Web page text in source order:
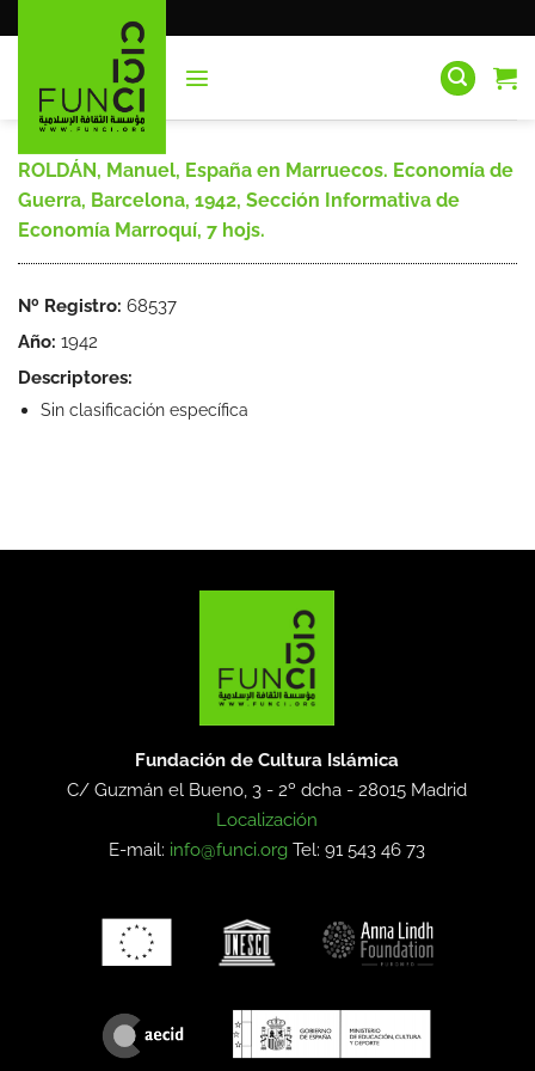
al
ROLDÁN, Manuel, España en Marruecos. Economía de
Guerra, Barcelona, 1942, Sección Informativa de
Economía Marroquí, 7 hojs.
Nº Registro: 68537
Año: 1942
Descriptores:
Sin clasificación específica
Fundación de Cultura Islámica
C/ Guzmán el Bueno, 3 - 2º dcha -28015 Madrid
Localización
E-mail: info@funci.org Tel: 91 543 46 73